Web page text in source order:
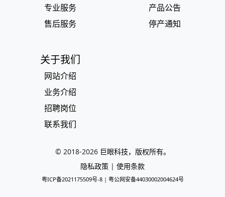
专业服务
售后服务
产品公告
停产通知
关于我们
网站介绍
业务介绍
招聘岗位
联系我们
© 2018-2026 巨眼科技，版权所有。
隐私政策 | 使用条款
粤ICP备2021175509号-8| 粤公网安备44030002004624号